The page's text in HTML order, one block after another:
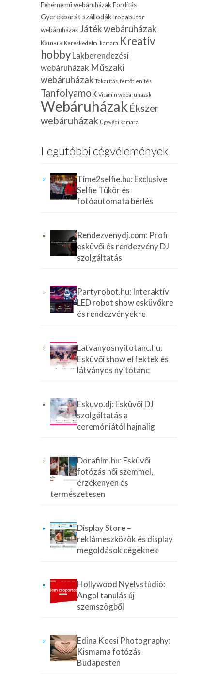
Fehérnemű webáruházak Fordítás
Gyerekbarát szállodák Irodabútor
webáruházak Játék webáruházak
Kamara Kereskedelmi kamara Kreatív
hobbyLakberendezési
webáruházak Műszaki
webáruházak Takarítás, fertőtlenítés
Tanfolyamok Vitamin webáruházak
Webáruházak Ékszer
webáruházak Ügyvédi kamara
Legutóbbi cégvélemények
Time2selfie.hu: Exclusive
Selfie Tükör és
fotóautomata bérlés
Rendezvenydj.com: Profi
esküvői és rendezvény DJ
szolgáltatás
Partyrobot.hu: Interaktív
LED robot show esküvőkre
és rendezvényekre
Latvanyosnyitotanc.hu:
Esküvői show effektek és
látványos nyitótánc
Eskuvo.dj: Esküvői DJ
szolgáltatás a
ceremóniától hajnalig
Dorafilm.hu: Esküvői
fotózás női szemmel,
érzékenyen és
természetesen
Display Store –
reklámeszközök és display
megoldások cégeknek
Hollywood Nyelvstúdió:
Angol tanulás új
szemszögből
Edina Kocsi Photography:
Kismama fotózás
Budapesten